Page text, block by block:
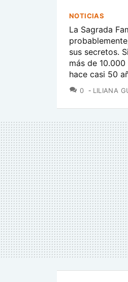
NOTICIAS
La Sagrada
sus secretos.
más de
hace casi 50
0
LILIANA